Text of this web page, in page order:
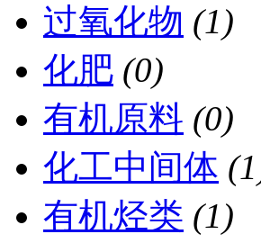
过氧化物 (1)
化肥 (0)
有机原料 (0)
化工中间体
有机烃类 (1)